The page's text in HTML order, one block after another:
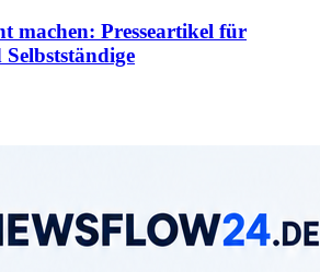
machen: Presseartikel für